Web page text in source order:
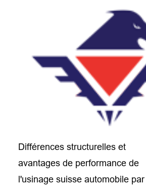
Différences structurelles et
avantages de performance de
l'usinage suisse automobile par